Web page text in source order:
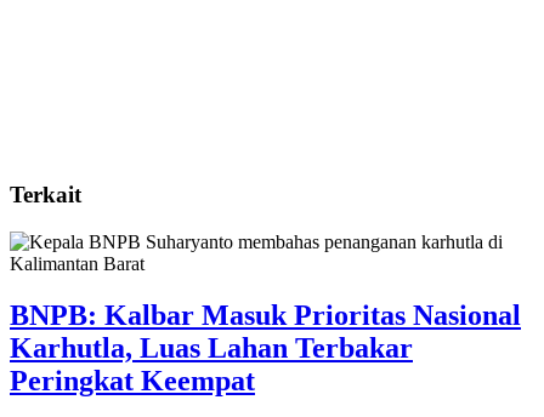
Terkait
BNPB: Kalbar Masuk Prioritas Nasional
Karhutla, Luas Lahan Terbakar
Peringkat Keempat